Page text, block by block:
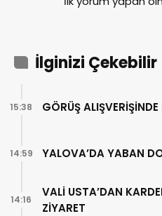
İlginizi Çekebilir
GÖRÜŞ ALIŞVERİŞİNDE
15:38
YALOVA’DA YABAN
14:59
VALİ USTA’DAN
ZİYARET
14:16